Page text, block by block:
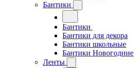
Бантики
Бантики
Бантики для декора
Бантики школьные
Бантики Новогодние
Ленты